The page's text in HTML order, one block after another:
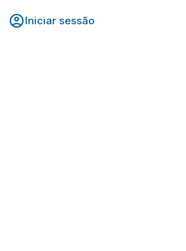
Iniciar sessão